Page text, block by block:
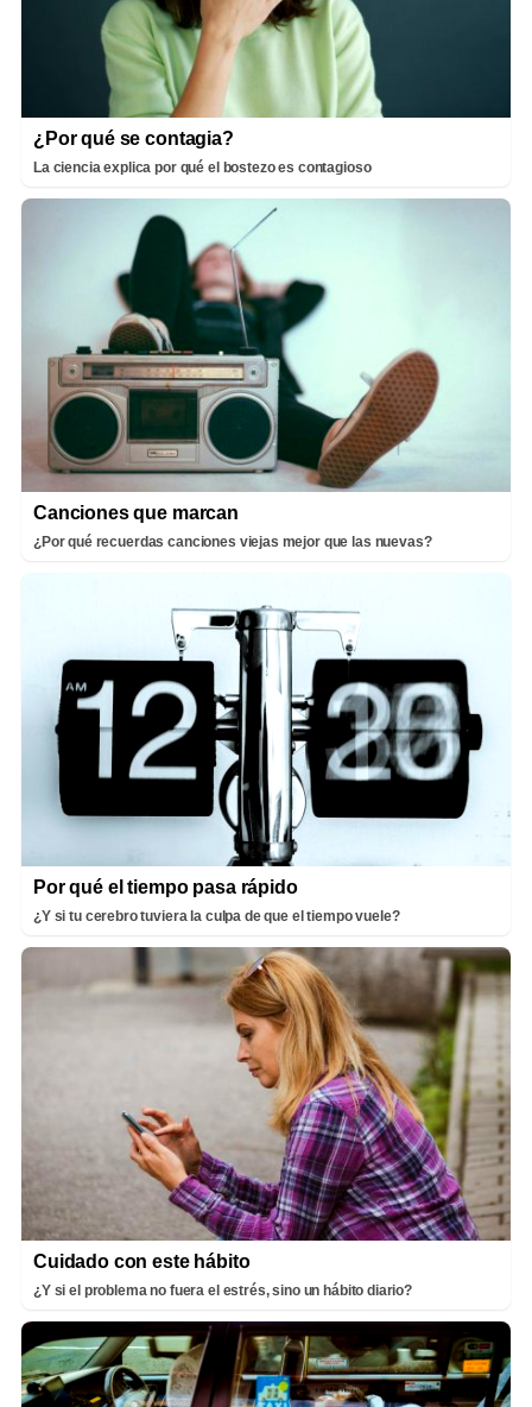
¿Por qué se contagia?
La ciencia explica por qué el bostezo es contagioso
Canciones que marcan
¿Por qué recuerdas canciones viejas mejor que las nuevas?
Por qué el tiempo pasa rápido
¿Y si tu cerebro tuviera la culpa de que el tiempo vuele?
Cuidado con este hábito
¿Y si el problema no fuera el estrés, sino un hábito diario?